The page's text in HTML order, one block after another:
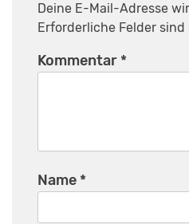
Deine E-Mail-Adresse
Erforderliche Felder sind
Kommentar *
Name *